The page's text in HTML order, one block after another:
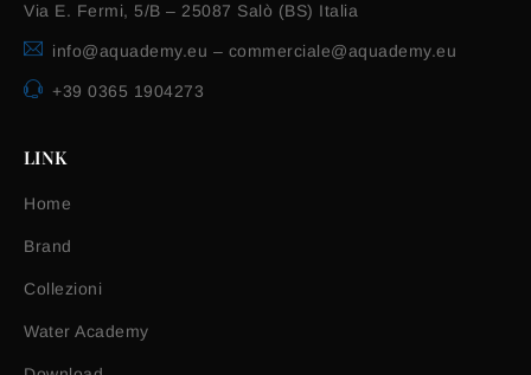
Via E. Fermi, 5/B – 25087 Salò (BS) Italia
info@aquademy.eu – commerciale@aquademy.eu
+39 0365 1904273
LINK
Home
Brand
Collezioni
Water Academy